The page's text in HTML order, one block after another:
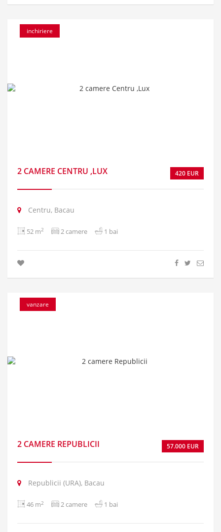
2 CAMERE CENTRU ,LUX 420 EUR
Centru, Bacau
52 m2 2 camere 1 bai
inchiriere
2 CAMERE REPUBLICII 57.000 EUR
Republicii (URA), Bacau
46 m2 2 camere 1 bai
vanzare